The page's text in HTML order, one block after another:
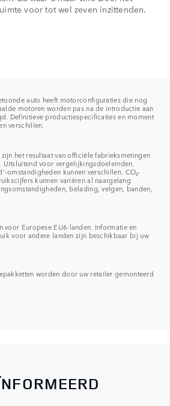
voor tot wel zeven inzittenden.
auto heeft motorconfiguraties die nog
motoren worden pas na de introductie aan
Definitieve productiespecificaties en moment
verschillen.
het resultaat van officiële fabrieksmetingen
voor vergelijkingsdoeleinden.
omstandigheden kunnen verschillen. CO₂-
kunnen variëren al naargelang
belading, velgen, banden,
voor Europese EU6-landen. Informatie en
voor andere landen zijn beschikbaar bij uw
worden door uw retailer gemonteerd